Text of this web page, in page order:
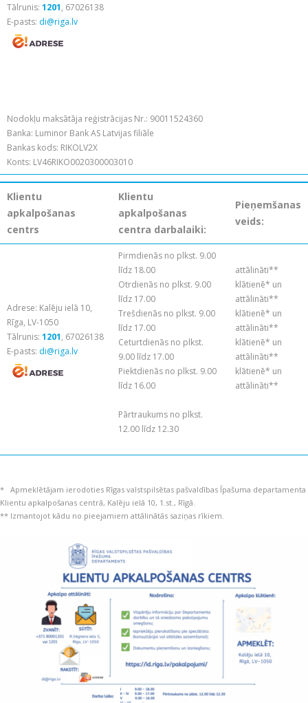
Tālrunis: 1201, 67026138
E-pasts: di@riga.lv
Nodokļu maksātāja reģistrācijas Nr.: 90011524360
Banka: Luminor Bank AS Latvijas filiāle
Bankas kods: RIKOLV2X
Konts: LV46RIKO0020300003010
Klientu
apkalpošanas
centrs
Klientu
apkalpošanas
centra darbalaiki:
Pieņemšanas
veids:
Adrese: Kalēju ielā 10,
Rīga, LV-1050
Tālrunis: 1201, 67026138
E-pasts: di@riga.lv
Pirmdienās no plkst. 9.00
līdz 18.00
Otrdienās no plkst. 9.00
līdz 17.00
Trešdienās no plkst. 9.00
līdz 17.00
Ceturtdienās no plkst.
9.00 līdz 17.00
Piektdienās no plkst. 9.00
līdz 16.00
Pārtraukums no plkst.
12.00 līdz 12.30
attālināti**
klātienē* un
attālināti**
klātienē* un
attālināti**
klātienē* un
attālināti**
klātienē* un
attālināti**
* Apmeklētājam ierodoties Rīgas valstspilsētas pašvaldības Īpašuma departamenta
Klientu apkalpošanas centrā, Kalēju ielā 10, 1.st., Rīgā.
** Izmantojot kādu no pieejamiem attālinātās saziņas rīkiem.